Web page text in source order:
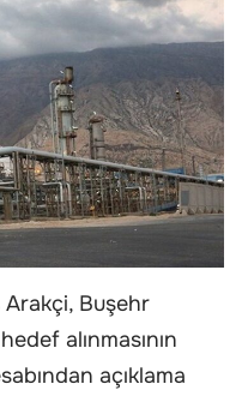
Arakçi, Buşehr
alınmasının
açıklama